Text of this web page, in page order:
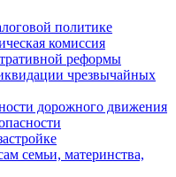
политике
комиссия
реформы
чрезвычайных
дорожного движения
семьи, материнства,